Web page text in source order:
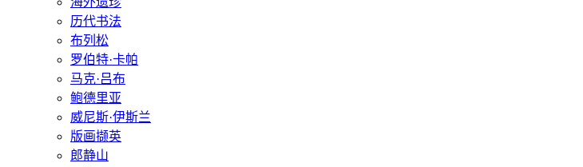
历代书法
布列松
罗伯特·卡帕
马克·吕布
鲍德里亚
威尼斯·伊斯兰
版画撷英
郎静山